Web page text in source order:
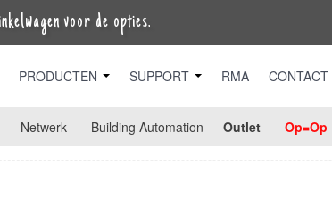
voor de opties.
PRODUCTEN SUPPORT RMA CONTACT
Netwerk Building Automation Outlet Op=Op